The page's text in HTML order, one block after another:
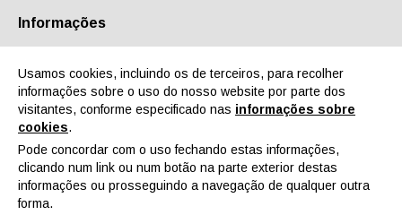
Quem Somos Parceiros Contactos Área reservada
EN IT DE ES PT
Informações
Usamos cookies, incluindo os de terceiros, para recolher
informações sobre o uso do nosso website por parte dos
visitantes, conforme especificado nas informações sobre
cookies.
Pode concordar com o uso fechando estas informações,
clicando num link ou num botão na parte exterior destas
informações ou prosseguindo a navegação de qualquer outra
forma.